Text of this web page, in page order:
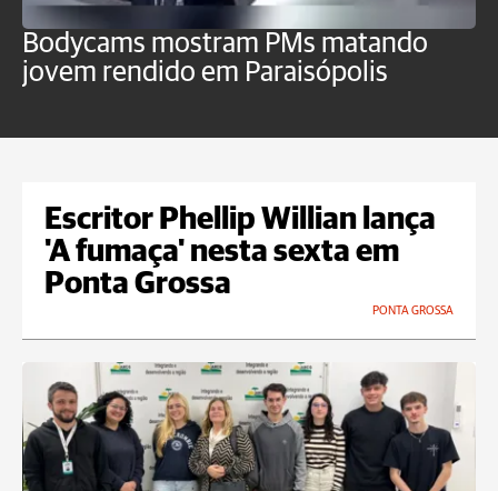
Bodycams mostram PMs matando
jovem rendido em Paraisópolis
Escritor Phellip Willian lança
'A fumaça' nesta sexta em
Ponta Grossa
PONTA GROSSA